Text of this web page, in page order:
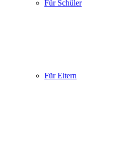
Für Schüler
Für Eltern